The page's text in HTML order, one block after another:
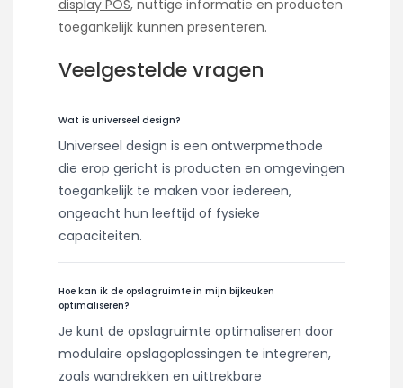
display POS, nuttige informatie en producten
toegankelijk kunnen presenteren.
Veelgestelde vragen
Wat is universeel design?
Universeel design is een ontwerpmethode
die erop gericht is producten en omgevingen
toegankelijk te maken voor iedereen,
ongeacht hun leeftijd of fysieke
capaciteiten.
Hoe kan ik de opslagruimte in mijn bijkeuken
optimaliseren?
Je kunt de opslagruimte optimaliseren door
modulaire opslagoplossingen te integreren,
zoals wandrekken en uittrekbare